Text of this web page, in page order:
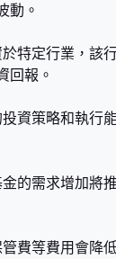
動。
特定行業，該
回報。
資策略和執行
的需求增加將
費等費用會降